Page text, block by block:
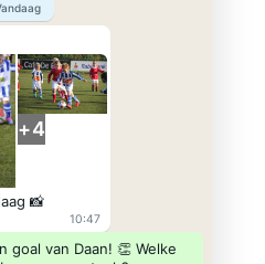
+4
📸
10:47
goal van Daan! 👏 Welke